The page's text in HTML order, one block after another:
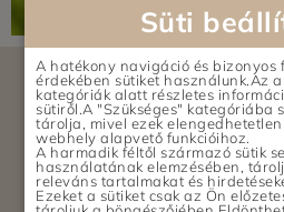
Süti
A hatékony navigáció és bizonyos
érdekében sütiket használunk.Az
kategóriák alatt részletes
sütiről.A "Szükséges" kategóriába
tárolja, mivel ezek
webhely alapvető funkcióihoz.
A harmadik féltől származó sütik
használatának elemzésében,
releváns tartalmakat és
Ezeket a sütiket csak az Ön